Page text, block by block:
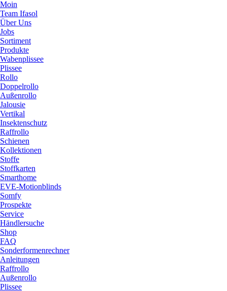
Moin
Team Ifasol
Über Uns
Jobs
Sortiment
Produkte
Wabenplissee
Plissee
Rollo
Doppelrollo
Außenrollo
Jalousie
Vertikal
Insektenschutz
Raffrollo
Schienen
Kollektionen
Stoffe
Stoffkarten
Smarthome
EVE-Motionblinds
Somfy
Prospekte
Service
Händlersuche
Shop
FAQ
Sonderformenrechner
Anleitungen
Raffrollo
Außenrollo
Plissee